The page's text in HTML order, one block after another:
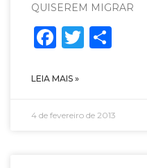
QUISEREM MIGRAR
Facebook
Twitter
LEIA MAIS »
4 de fevereiro de 2013